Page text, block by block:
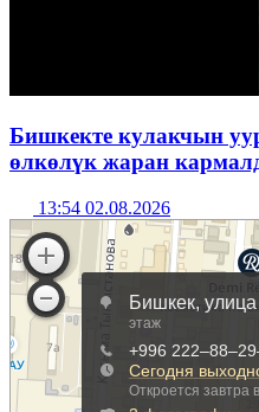
Бишкекте кулакчын
өлкөлүк жаран
13:54 02.08.2026